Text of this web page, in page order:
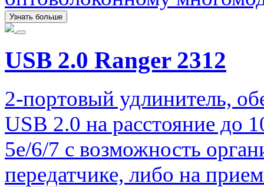
Узнать больше
USB 2.0 Ranger 2312
2-портовый удлинитель,
USB 2.0 на расстояние до
5e/6/7 с возможность
передатчике, либо на